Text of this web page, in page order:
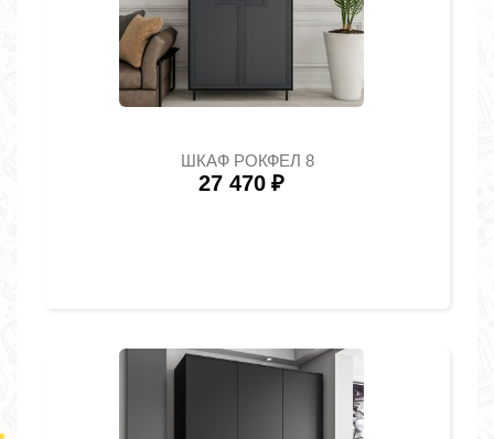
ШКАФ РОКФЕЛ 8
27 470 ₽